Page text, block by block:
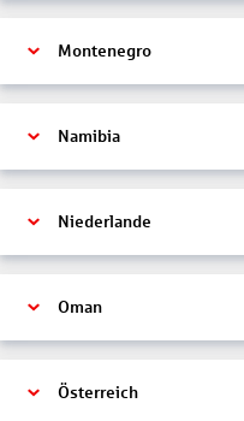
Montenegro
Namibia
Niederlande
Oman
Österreich